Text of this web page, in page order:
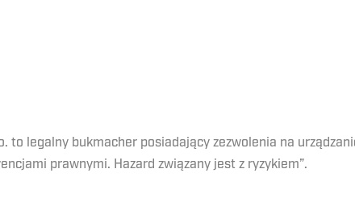
to legalny bukmacher posiadający zezwolenia na
prawnymi. Hazard związany jest z ryzykiem”.